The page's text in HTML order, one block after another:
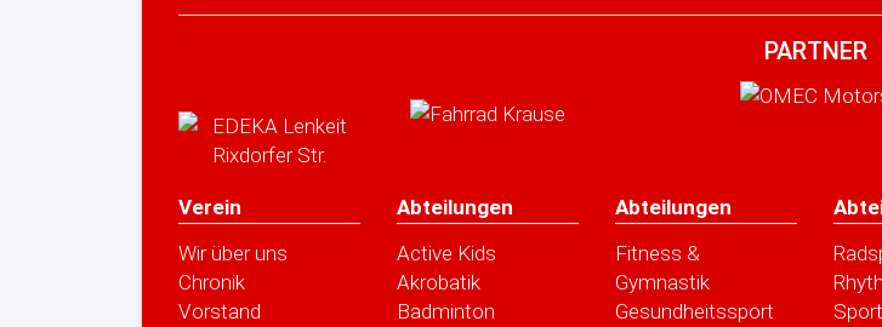
PARTNER
Verein
Wir über uns
Chronik
Vorstand
Abteilungen
Active Kids
Akrobatik
Badminton
Abteilungen
Fitness &
Gymnastik
Gesundheitssport